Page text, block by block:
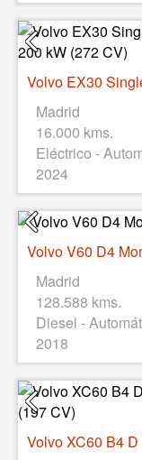
Madrid
16.000 kms.
Eléctrico -
2024
Volvo V60 D4
Madrid
128.588 kms.
Diesel -
2018